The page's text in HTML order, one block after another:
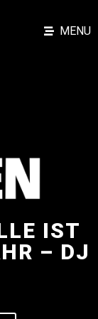
MENU
IST
– DJ